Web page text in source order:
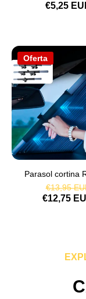
€5,25
Oferta
Parasol cortina
€13,95
€12,75